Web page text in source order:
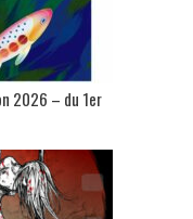
2026 – du 1er